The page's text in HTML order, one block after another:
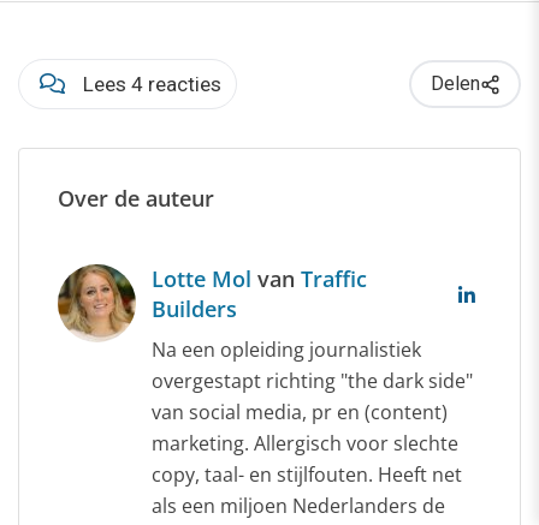
Lees 4 reacties Delen
Over de auteur
Lotte Mol van Traffic
Builders
Na een opleiding journalistiek
overgestapt richting "the dark side"
van social media, pr en (content)
marketing. Allergisch voor slechte
copy, taal- en stijlfouten. Heeft net
als een miljoen Nederlanders de